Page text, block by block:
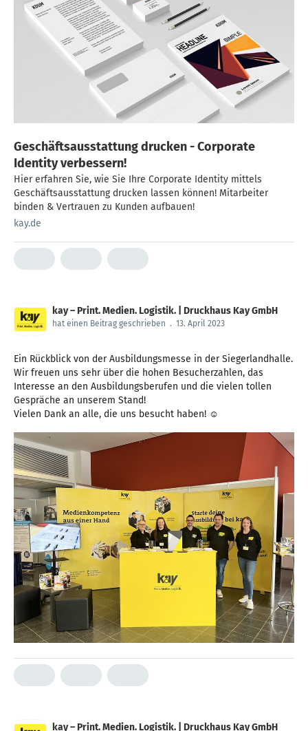
Geschäftsausstattung drucken - Corporate
Identity verbessern!
Hier erfahren Sie, wie Sie Ihre Corporate Identity mittels
Geschäftsausstattung drucken lassen können! Mitarbeiter
binden & Vertrauen zu Kunden aufbauen!
kay.de
kay – Print. Medien. Logistik. | Druckhaus Kay GmbH
hat einen Beitrag geschrieben . 13. April 2023
Ein Rückblick von der Ausbildungsmesse in der Siegerlandhalle.
Wir freuen uns sehr über die hohen Besucherzahlen, das
Interesse an den Ausbildungsberufen und die vielen tollen
Gespräche an unserem Stand!
Vielen Dank an alle, die uns besucht haben! ☺️
kay – Print. Medien. Logistik. | Druckhaus Kay GmbH